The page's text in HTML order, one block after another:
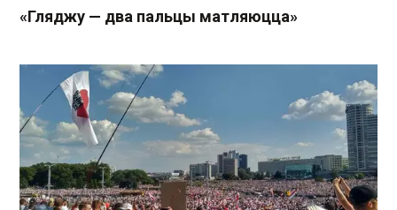
«Гляджу — два пальцы матляюцца»